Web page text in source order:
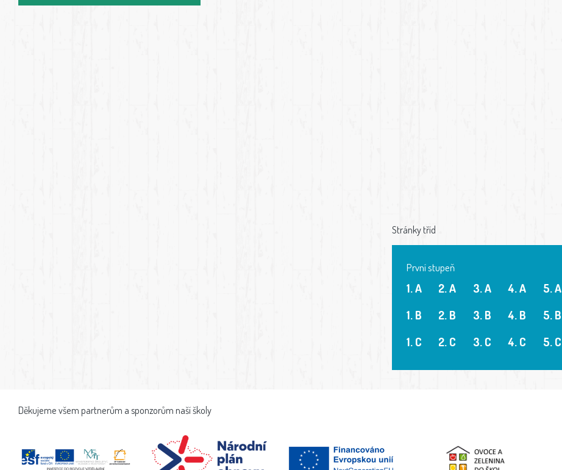
Stránky tříd
První stupeň
1. A
1. B
1. C
2. A
2. B
2. C
3. A
3. B
3. C
4. A
4. B
4. C
5. A
5. B
5. C
Děkujeme všem partnerům a sponzorům naší školy